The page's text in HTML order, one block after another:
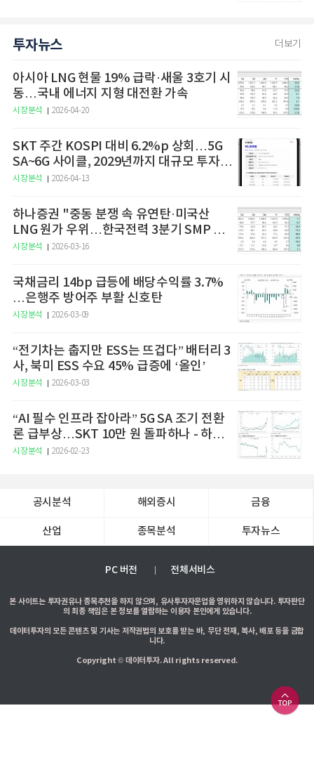
투자뉴스 더보기
아시아 LNG 현물 19% 급락·새울 3호기 시
동…국내 에너지 지형 대전환 가속
시장분석 2026-04-20
SKT 주간 KOSPI 대비 6.2%p 상회…5G
SA~6G 사이클, 2029년까지 대규모 투자
예고
시장분석 2026-04-13
하나증권 "중동 분쟁 속 유연탄·미국산
LNG 원가 우위…한국전력 3분기 SMP 상
승 전망"
시장분석 2026-03-16
국채금리 14bp 급등에 배당수익률 3.7%
…은행주 방어주 부활 신호탄
시장분석 2026-03-09
“전기차는 춥지만 ESS는 뜨겁다” 배터리 3
사, 북미 ESS 수요 45% 급증에 ‘올인’
시장분석 2026-03-03
“AI 필수 인프라 잡아라” 5G SA 조기 전환
론 급부상…SKT 10만 원 돌파하나 - 하나
증권
시장분석 2026-02-23
공시분석 해외증시 금융
산업 종목분석 투자뉴스
PC 버전 전체서비스
본 사이트는 투자권유나 종목추천을 하지 않으며, 유사투자자문업을 영위하지 않습니다. 투자판단
의 최종 책임은 본 정보를 열람하는 이용자 본인에게 있습니다.
데이터투자의 모든 콘텐츠 및 기사는 저작권법의 보호를 받는 바, 무단 전재, 복사, 배포 등을 금합
니다.
Copyright © 데이터투자. All rights reserved.